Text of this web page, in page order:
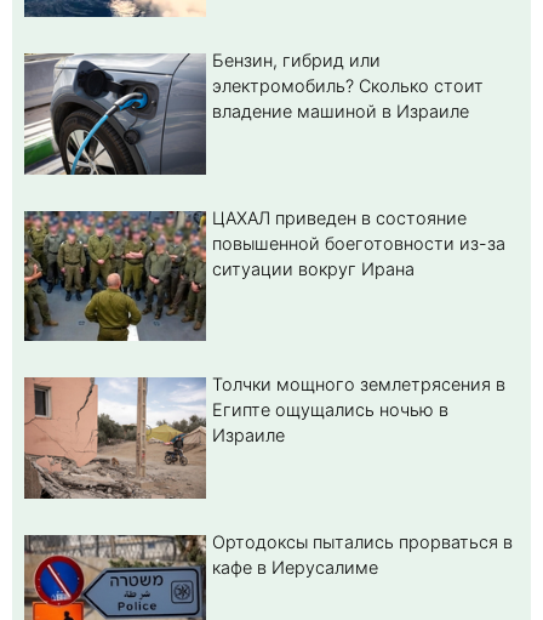
Бензин, гибрид или
электромобиль? Cколько стоит
владение машиной в Израиле
ЦАХАЛ приведен в состояние
повышенной боеготовности из-за
ситуации вокруг Ирана
Толчки мощного землетрясения в
Египте ощущались ночью в
Израиле
Ортодоксы пытались прорваться в
кафе в Иерусалиме